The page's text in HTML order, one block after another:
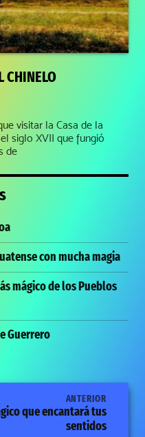
CHINELO
visitar la Casa de la
siglo XVII que fungió
de
con mucha magia
mágico de los Pueblos
Guerrero
ANTERIOR
que encantará tus
sentidos